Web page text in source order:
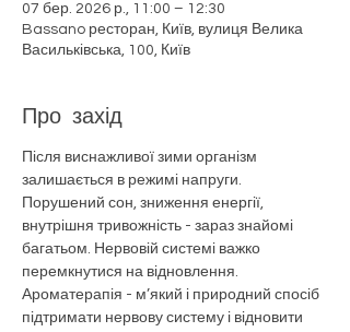
07 бер. 2026 р., 11:00 – 12:30
Bassano ресторан, Київ, вулиця Велика
Васильківська, 100, Київ
Про захід
Після виснажливої зими організм
залишається в режимі напруги.
Порушений сон, зниження енергії,
внутрішня тривожність - зараз знайомі
багатьом. Нервовій системі важко
перемкнутися на відновлення.
Ароматерапія - м’який і природний спосіб
підтримати нервову систему і відновити